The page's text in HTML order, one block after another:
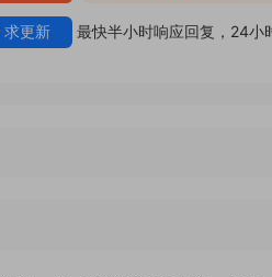
求更新 最快半小时响应回复，24小